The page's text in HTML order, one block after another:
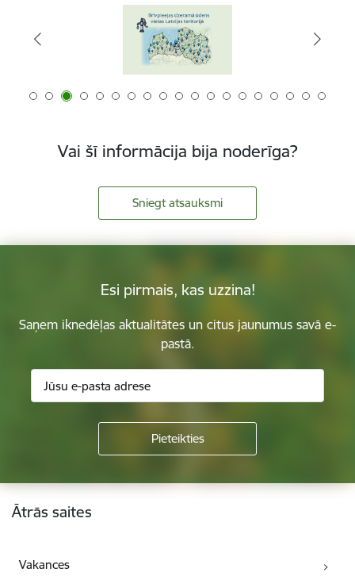
Vai šī informācija bija noderīga?
Sniegt atsauksmi
Esi pirmais, kas uzzina!
Saņem iknedēļas aktualitātes un citus jaunumus savā e-
pastā.
Kājene
Ātrās saites
Vakances